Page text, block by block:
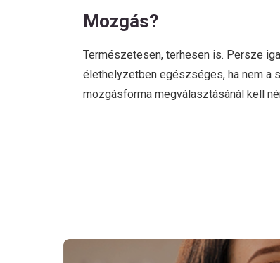
Mozgás?
Természetesen, terhesen is. Persze
élethelyzetben egészséges, ha nem a
mozgásforma megválasztásánál kell